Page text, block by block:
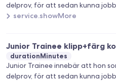
delprov, för att sedan kunna
på alla behandlingar hos henne.
service.showMore
Junior Trainee klipp+färg
durationMinutes
Junior Trainee innebär att hon
delprov, för att sedan kunna